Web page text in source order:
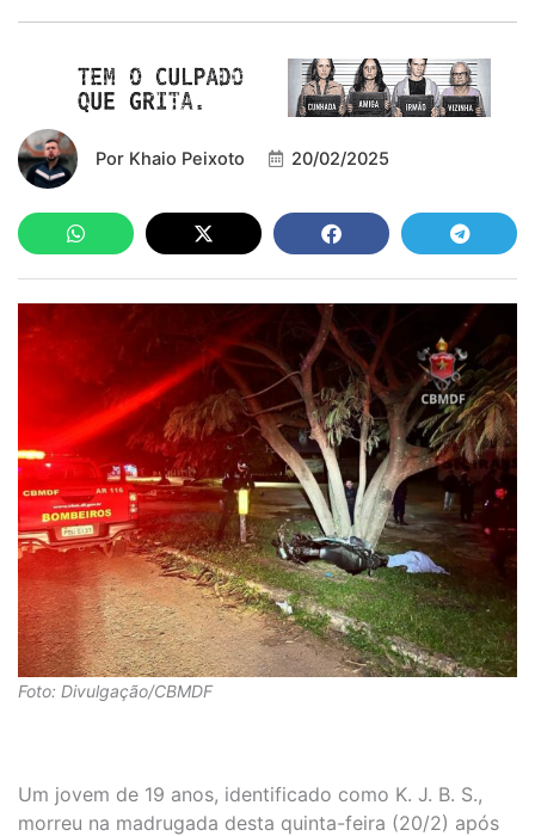
Por Khaio Peixoto 20/02/2025
Foto: Divulgação/CBMDF
Um jovem de 19 anos, identificado como K. J. B. S.,
morreu na madrugada desta quinta-feira (20/2) após